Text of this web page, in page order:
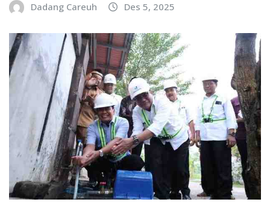
Dadang Careuh Des 5, 2025